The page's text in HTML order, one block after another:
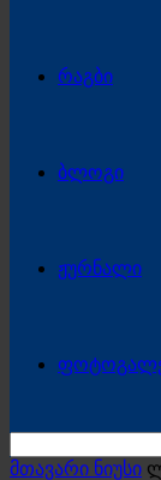
რაგბი
ბლოგი
ჟურნალი
მთავარი ნიუსი